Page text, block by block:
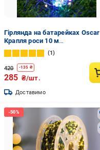
Гірлянда на батарейках Oscar
Крапля роси 10 м
Різнокольоровий (20756861)
1
420 -135 ₴
285 ₴/шт.
Доставимо